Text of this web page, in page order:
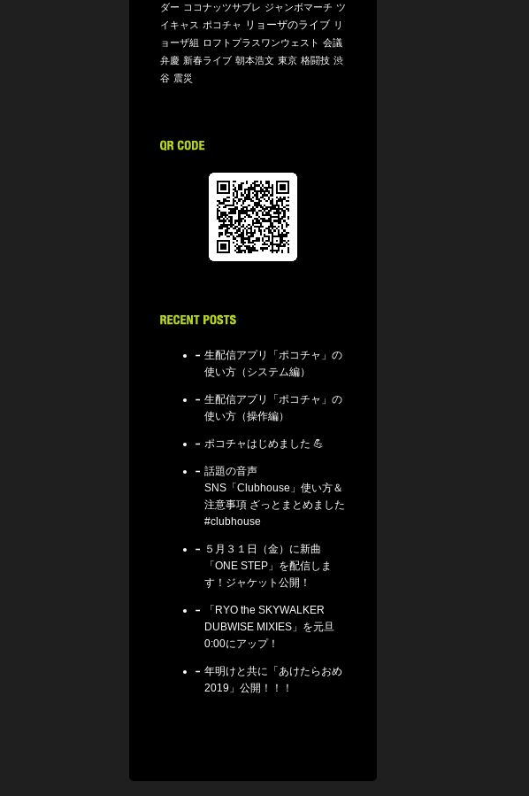
ダー ココナッツサブレ ジャンボマーチ ツ
イキャス ポコチャ リョーザのライブ リ
ョーザ組 ロフトプラスワンウェスト 会議
弁慶 新春ライブ 朝本浩文 東京 格闘技 渋
谷 震災
生配信アプリ「ポコチャ」の
使い方（システム編）
生配信アプリ「ポコチャ」の
使い方（操作編）
ポコチャはじめました 💪
話題の音声
SNS「Clubhouse」使い方＆
注意事項 ざっとまとめました
#clubhouse
５月３１日（金）に新曲
「ONE STEP」を配信しま
す！ジャケット公開！
「RYO the SKYWALKER
DUBWISE MIXIES」を元旦
0:00にアップ！
年明けと共に「あけたらおめ
2019」公開！！！